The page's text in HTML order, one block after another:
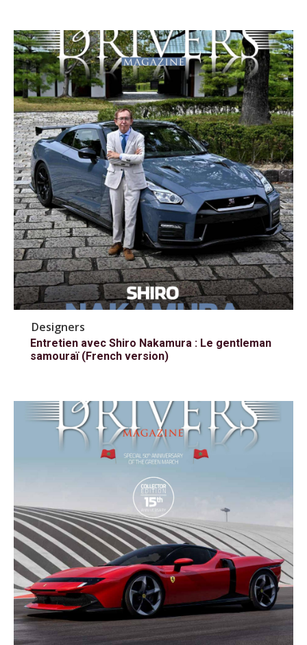
Designers
Entretien avec Shiro Nakamura : Le gentleman
samouraï (French version)